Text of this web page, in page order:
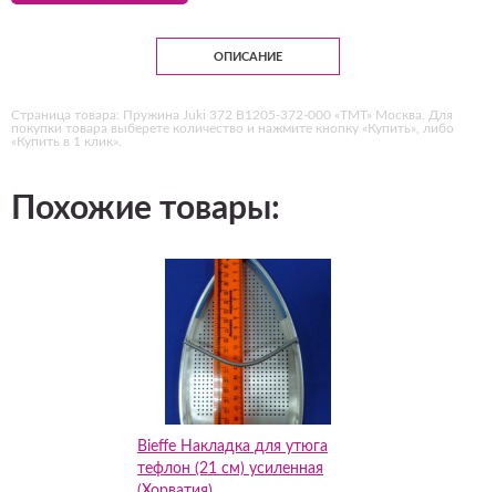
ОПИСАНИЕ
Страница товара: Пружина Juki 372 B1205-372-000 «ТМТ» Москва. Для
покупки товара выберете количество и нажмите кнопку «Купить», либо
«Купить в 1 клик».
Похожие товары:
Bieffe Накладка для утюга
тефлон (21 см) усиленная